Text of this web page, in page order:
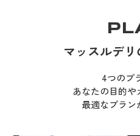
マッスルデ
4つのプ
あなたの目的や
最適なプラン